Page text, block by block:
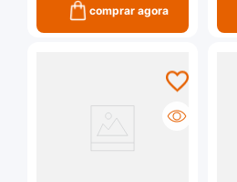
comprar agora